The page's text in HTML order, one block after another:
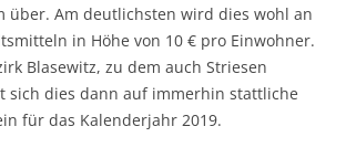
über. Am deutlichsten wird dies wohl an
in Höhe von 10 € pro Einwohner.
Blasewitz, zu dem auch Striesen
sich dies dann auf immerhin stattliche
für das Kalenderjahr 2019.